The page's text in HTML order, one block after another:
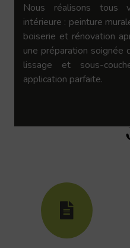
Nous réalisons tous
intérieure : peinture
boiserie et rénovation
une préparation soignée
lissage et sous-
application parfaite.